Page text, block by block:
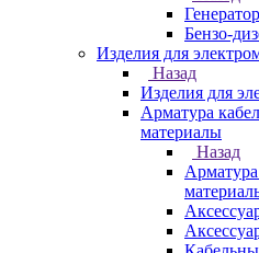
Бензо-
Изделия для
Назад
Изделия для
Арматура
материалы
Назад